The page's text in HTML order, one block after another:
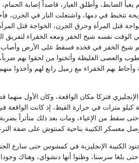
الضابط، وأطلق العيار، قاصداً إصابة
تتخبط في دمها، واشتعلت النار في الجرن،
قتل المرأة وحرق الجرن، الخواجة قتل
الوقت نفسه شيخ الخفر ومعه الخفراء لتفريق
شيخ الخفر في فخذه فسقط على الأرض وأصاب
والعصى الغليظة وأثخنوا من لحقوا بهم
بهم الخفراء مع زميل رابع لهم وأخذوا
الإنجليزي فتركا مكان الواقعة، وكان الأول
كيلو مترات في حرارة القيظ، إذ كانت الواقعة
سقط من الإعياء، ومات بعد ذلك متأثراً
معسكر الكتيبة بناحية كمنتوش على ضفة
الكتيبة الإنجليزية في كمشوس حتى سارع
بلغا سرسنا، وظنوا أنها دنشواي، وهناك